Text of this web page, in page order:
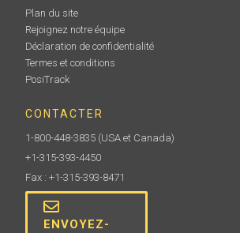
Plan du site
Rejoignez notre équipe
Déclaration de confidentialité
Termes et conditions
PosiTrack
CONTACTER
1-800-448-3835 (USA et Canada)
+1-315-393-4450
Fax : +1-315-393-8471
ENVOYEZ-